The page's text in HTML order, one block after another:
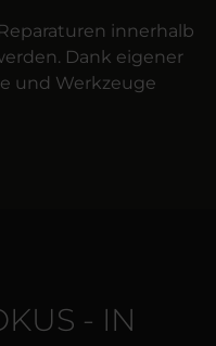
innerhalb
Dank eigener
und Werkzeuge
- IN